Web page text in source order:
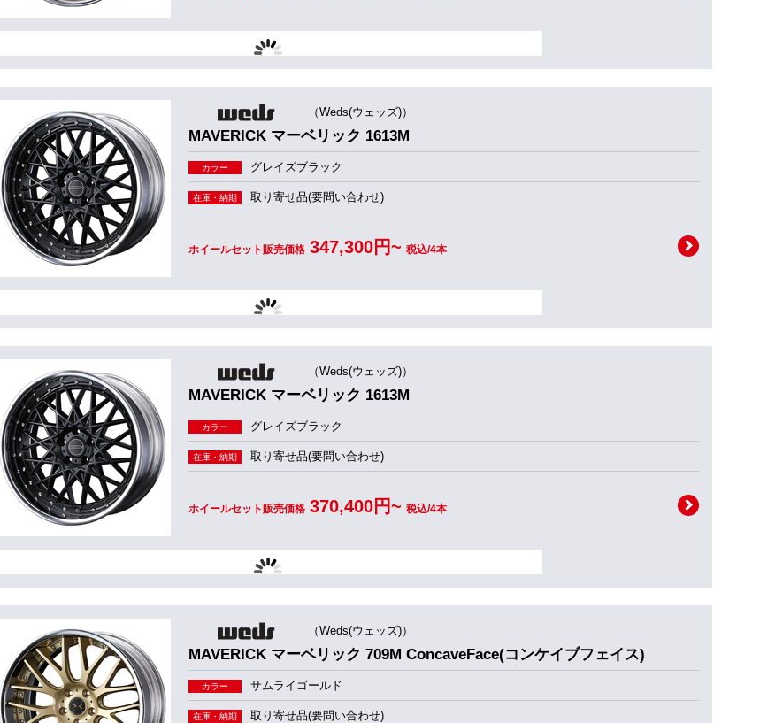
（Weds(ウェッズ)）
MAVERICK マーベリック 1613M
カラー グレイズブラック
在庫・納期 取り寄せ品(要問い合わせ)
ホイールセット販売価格 347,300円~ 税込/4本
（Weds(ウェッズ)）
MAVERICK マーベリック 1613M
カラー グレイズブラック
在庫・納期 取り寄せ品(要問い合わせ)
ホイールセット販売価格 370,400円~ 税込/4本
（Weds(ウェッズ)）
MAVERICK マーベリック 709M ConcaveFace(コンケイブフェイス)
カラー サムライゴールド
在庫・納期 取り寄せ品(要問い合わせ)